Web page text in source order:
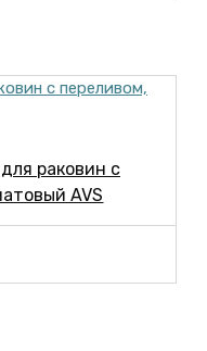
раковин с
AVS